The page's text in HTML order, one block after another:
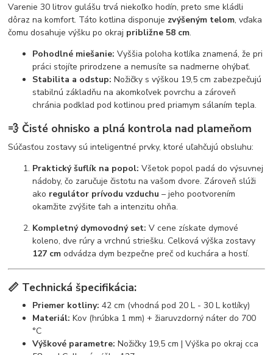
Varenie 30 litrov gulášu trvá niekoľko hodín, preto sme kládli
dôraz na komfort. Táto kotlina disponuje zvýšeným telom, vďaka
čomu dosahuje výšku po okraj približne 58 cm.
Pohodlné miešanie: Vyššia poloha kotlíka znamená, že pri
práci stojíte prirodzene a nemusíte sa nadmerne ohýbať.
Stabilita a odstup: Nožičky s výškou 19,5 cm zabezpečujú
stabilnú základňu na akomkoľvek povrchu a zároveň
chránia podklad pod kotlinou pred priamym sálaním tepla.
💨 Čisté ohnisko a plná kontrola nad plameňom
Súčasťou zostavy sú inteligentné prvky, ktoré uľahčujú obsluhu:
Praktický šuflík na popol: Všetok popol padá do výsuvnej
nádoby, čo zaručuje čistotu na vašom dvore. Zároveň slúži
ako regulátor prívodu vzduchu – jeho pootvorením
okamžite zvýšite ťah a intenzitu ohňa.
Kompletný dymovodný set: V cene získate dymové
koleno, dve rúry a vrchnú striešku. Celková výška zostavy
127 cm odvádza dym bezpečne preč od kuchára a hostí.
📏 Technická špecifikácia:
Priemer kotliny: 42 cm (vhodná pod 20 L - 30 L kotlíky)
Materiál: Kov (hrúbka 1 mm) + žiaruvzdorný náter do 700
°C
Výškové parametre: Nožičky 19,5 cm | Výška po okraj cca